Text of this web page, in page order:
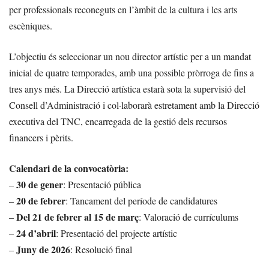
per professionals reconeguts en l’àmbit de la cultura i les arts
escèniques.
L’objectiu és seleccionar un nou director artístic per a un mandat
inicial de quatre temporades, amb una possible pròrroga de fins a
tres anys més. La Direcció artística estarà sota la supervisió del
Consell d’Administració i col·laborarà estretament amb la Direcció
executiva del TNC, encarregada de la gestió dels recursos
financers i pèrits.
Calendari de la convocatòria:
–30 de gener: Presentació pública
–20 de febrer: Tancament del període de candidatures
–Del 21 de febrer al 15 de març: Valoració de currículums
–24 d’abril: Presentació del projecte artístic
–Juny de 2026: Resolució final